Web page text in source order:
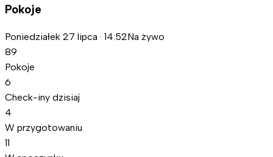
Pokoje
Poniedziałek 27 lipca · 14:52Na żywo
89
Pokoje
6
Check-iny dzisiaj
4
W przygotowaniu
11